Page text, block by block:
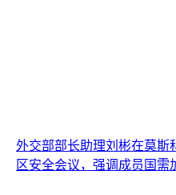
外交部部长助理刘彬在莫斯
区安全会议，强调成员国需